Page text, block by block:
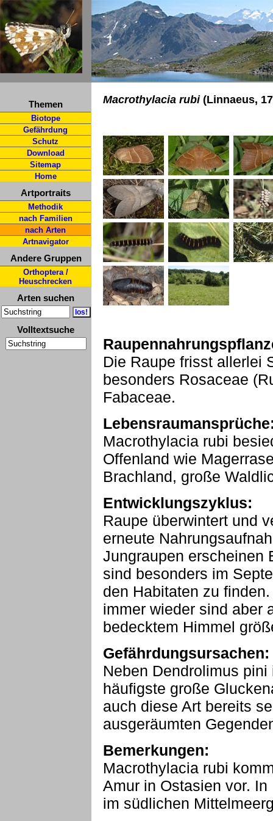
Themen
Biotope
Gefährdung
Schutz
Download
Sitemap
Home
Artportraits
Methodik
nach Familien
nach Arten
Artnavigator
Andere Gruppen
Orthoptera /
Heuschrecken
Arten suchen
Volltextsuche
Macrothylacia rubi(Linnaeus,
Die Raupe frisst allerlei
besonders Rosaceae
Fabaceae.
Macrothylacia rubi
Offenland wie
Brachland, große
Entwicklungszyklus:
Raupe überwintert und
erneute
Jungraupen erscheinen
sind besonders im
den Habitaten zu
immer wieder sind aber
bedecktem Himmel
Gefährdungsursachen:
Neben Dendrolimus
häufigste große
auch diese Art bereits
ausgeräumten
Bemerkungen:
Macrothylacia rubi
Amur in Ostasien vor.
im südlichen